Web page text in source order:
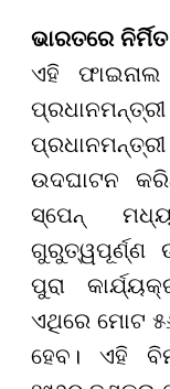
ଭାରତରେ
ଏହି
ଉଦଘାଟନ
ସ୍ପେନ୍
ଗୁରୁତ୍ୱପୂର୍ଣ୍ଣ
ପୁରା
ଏଥିରେ ମୋଟ
ହେବ। ଏହି